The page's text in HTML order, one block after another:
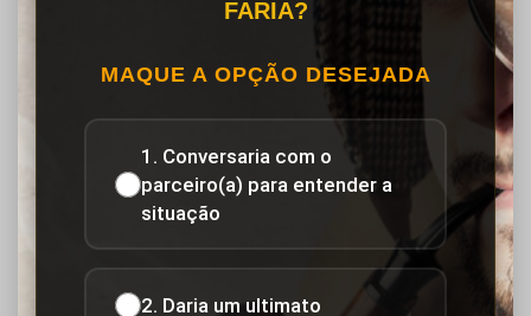
FARIA?
MAQUE A OPÇÃO DESEJADA
1. Conversaria com o
parceiro(a) para entender a
situação
2. Daria um ultimato